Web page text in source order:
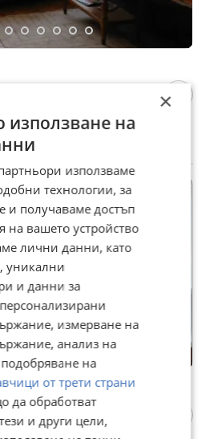
юли
2-стаен
×
използване на
използваме
технологии, за
и получаваме достъп
вашето устройство
лични данни, като
уникални
и данни за
измерване на
анализ на
на
от трети страни
да обработват
и други цели,